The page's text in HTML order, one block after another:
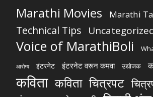
Marathi Movies Marathi
Technical Tips
Voice of MarathiBoli
आरोग्य इंटरनेट इंटरनेट वरून कमवा उद्योजक
कविता कविता चित्रपट